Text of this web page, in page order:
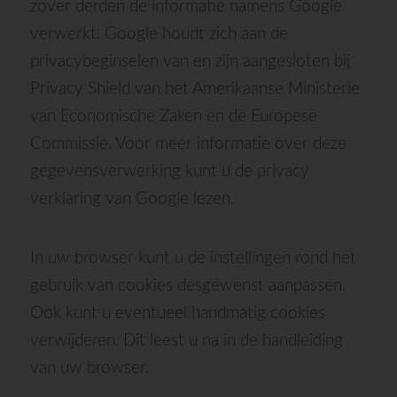
zover derden de informatie namens Google
verwerkt. Google houdt zich aan de
privacybeginselen van en zijn aangesloten bij
Privacy Shield van het Amerikaanse Ministerie
van Economische Zaken en de Europese
Commissie. Voor meer informatie over deze
gegevensverwerking kunt u de privacy
verklaring van Google lezen.
In uw browser kunt u de instellingen rond het
gebruik van cookies desgewenst aanpassen.
Ook kunt u eventueel handmatig cookies
verwijderen. Dit leest u na in de handleiding
van uw browser.